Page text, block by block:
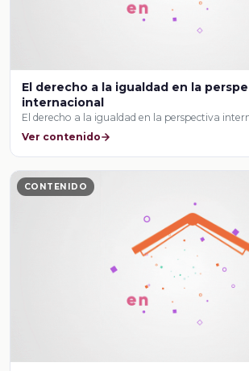
El derecho a la igualdad en la
internacional
El derecho a la igualdad en la perspectiva
Ver contenido
CONTENIDO